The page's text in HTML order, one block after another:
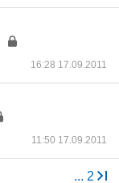
16:28 17.09.2011
11:50 17.09.2011
... 2